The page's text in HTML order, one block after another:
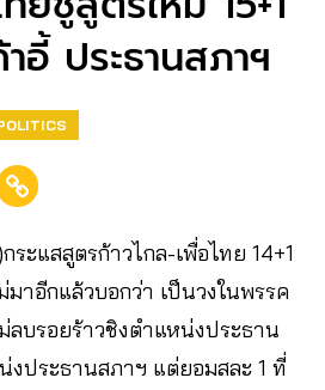
อี้ ประธานสภาฯ
ระแสสูตรก้าวไกล-เพื่อไทย 14+1
าอีกแล้วบอกว่า เป็นวงในพรรค
ลบรอยร้าวชิงตำแหน่งประธาน
งประธานสภาฯ แต่ยอมสละ 1 ที่